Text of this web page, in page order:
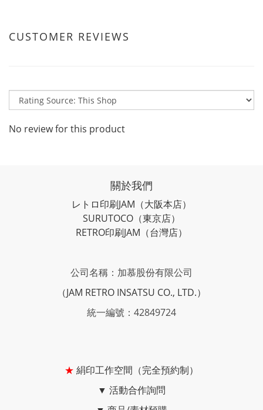
CUSTOMER REVIEWS
No review for this product
關於我們
レトロ印刷JAM （大阪本店）
SURUTOCO （東京店）
RETRO印刷JAM （台灣店）
公司名稱：加慕股份有限公司
（JAM RETRO INSATSU CO., LTD.）
統一編號：42849724
★ 絹印工作空間（完全預約制）
▼ 活動合作詢問